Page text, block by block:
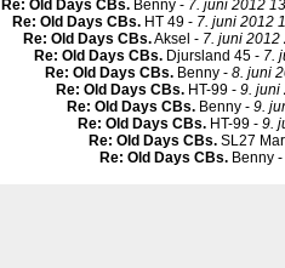
Re: Old Days CBs. Benny - 7. juni 2012
Re: Old Days CBs. HT 49 - 7. juni 2012
Re: Old Days CBs.Aksel - 7. juni 2012
Re: Old Days CBs. Djursland 45 - 7.
Re: Old Days CBs. Benny - 8. juni
Re: Old Days CBs. HT-99 - 9. juni
Re: Old Days CBs. Benny - 9.
Re: Old Days CBs. HT-99 - 9.
Re: Old Days CBs. SL27
Re: Old Days CBs. Benny -